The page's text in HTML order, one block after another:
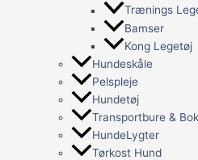
Trænings
Bamser
Kong Legetøj
Hundeskåle
Pelspleje
Hundetøj
Transportbure &
HundeLygter
Tørkost Hund